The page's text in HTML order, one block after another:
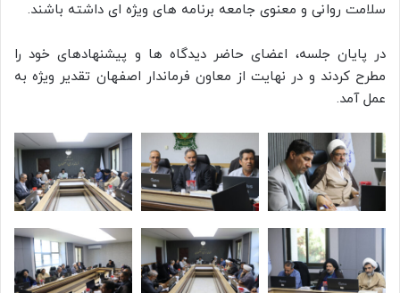
سلامت روانی و معنوی جامعه برنامه های ویژه ای داشته باشند.
در پایان جلسه، اعضای حاضر دیدگاه ها و پیشنهادهای خود را
مطرح کردند و در نهایت از معاون فرماندار اصفهان تقدیر ویژه به
عمل آمد.